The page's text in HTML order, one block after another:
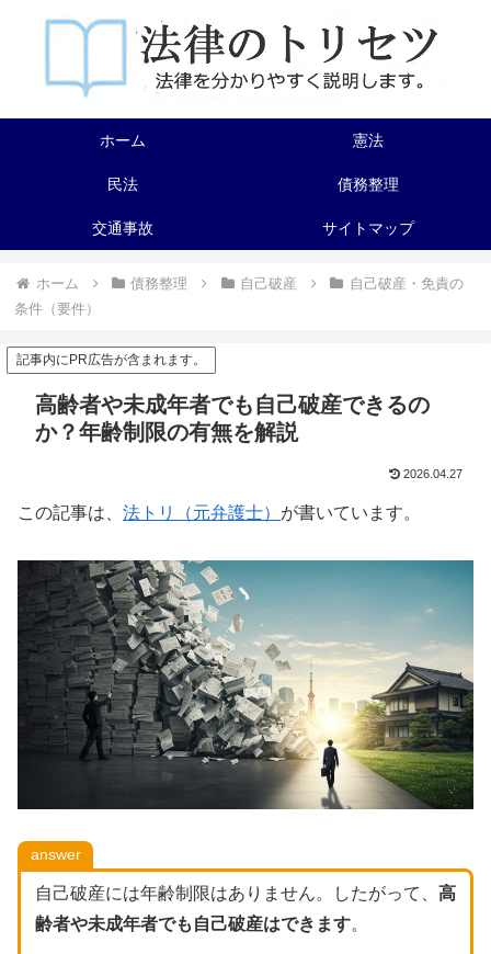
ホーム 憲法
民法 債務整理
交通事故 サイトマップ
ホーム 債務整理 自己破産
自己破産・免責の
条件（要件）
記事内にPR広告が含まれます。
高齢者や未成年者でも自己破産できるの
か？年齢制限の有無を解説
2026.04.27
この記事は、 法トリ（元弁護士） が書いています。
answer
自己破産には年齢制限はありません。したがって、 高
齢者や未成年者でも自己破産はできます。